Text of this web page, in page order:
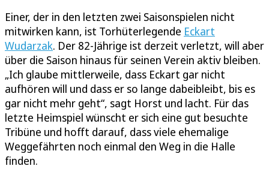
Einer, der in den letzten zwei Saisonspielen nicht
mitwirken kann, ist Torhüterlegende Eckart
Wudarzak. Der 82-Jährige ist derzeit verletzt, will aber
über die Saison hinaus für seinen Verein aktiv bleiben.
„Ich glaube mittlerweile, dass Eckart gar nicht
aufhören will und dass er so lange dabeibleibt, bis es
gar nicht mehr geht“, sagt Horst und lacht. Für das
letzte Heimspiel wünscht er sich eine gut besuchte
Tribüne und hofft darauf, dass viele ehemalige
Weggefährten noch einmal den Weg in die Halle
finden.